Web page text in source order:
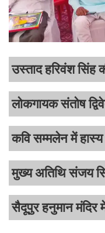
उस्ताद हरिवंश सिंह
लोकगायक संतोष
कवि सम्मलेन में
मुख्य अतिथि संजय
सैदूपुर हनुमान